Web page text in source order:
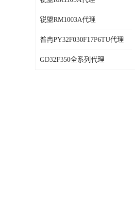
锐盟RM1003A代理
普冉PY32F030F17P6TU代理
GD32F350全系列代理